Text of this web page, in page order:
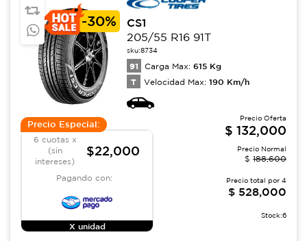
-30%
CS1
205/55 R16 91T
sku:8734
91 Carga Max: 615 Kg
T Velocidad Max: 190 Km/h
Precio Especial:
6 cuotas x
(sin
intereses)
$22,000
Pagando con:
X unidad
Precio Oferta
$ 132,000
Precio Normal
$ 188,600
Precio total por 4
$ 528,000
Stock:6